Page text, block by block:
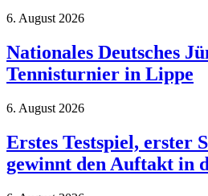
6. August 2026
Nationales Deutsches
Tennisturnier in Lippe
6. August 2026
Erstes Testspiel, erster
gewinnt den Auftakt in